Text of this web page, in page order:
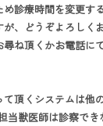
診療時間を変更す
、どうぞよろしく
ね頂くかお電話に
頂くシステムは他
当獣医師は診察で